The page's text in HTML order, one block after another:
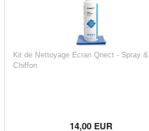
Kit de Nettoyage Écran Qnect - Spray &
Chiffon
14,00EUR